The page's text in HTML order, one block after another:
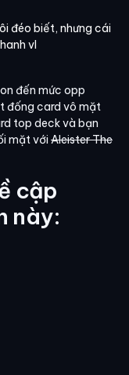
đéo biết, nhưng cái
vl
đến mức opp
đống card vô mặt
top deck và bạn
mặt với Aleister The
cập
này: